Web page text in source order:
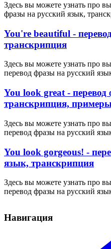
Здесь вы можете узнать про
фразы на русский язык,
You're beautiful -
транскрипция
Здесь вы можете узнать про
перевод фразы на русский
You look great -
транскрипция,
Здесь вы можете узнать про
перевод фразы на русский
You look gorgeous! -
язык, транскрипция
Здесь вы можете узнать про
перевод фразы на русский
Навигация